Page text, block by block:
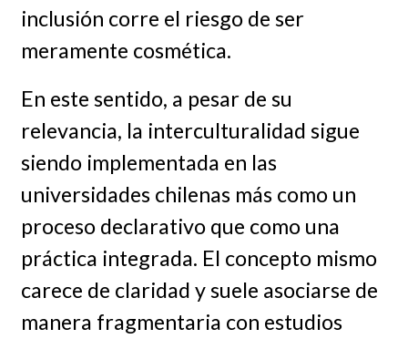
inclusión corre el riesgo de ser
meramente cosmética.
En este sentido, a pesar de su
relevancia, la interculturalidad sigue
siendo implementada en las
universidades chilenas más como un
proceso declarativo que como una
práctica integrada. El concepto mismo
carece de claridad y suele asociarse de
manera fragmentaria con estudios